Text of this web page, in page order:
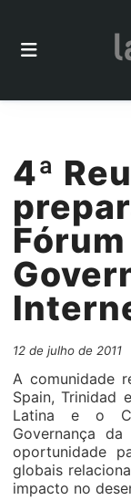
4ª
12 de julho de 2011
A comunidade
Spain, Trinidad
Latina e o
Governança
oportunidade
globais
impacto no